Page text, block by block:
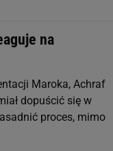
na
Maroka, Achraf
dopuścić się w
proces, mimo